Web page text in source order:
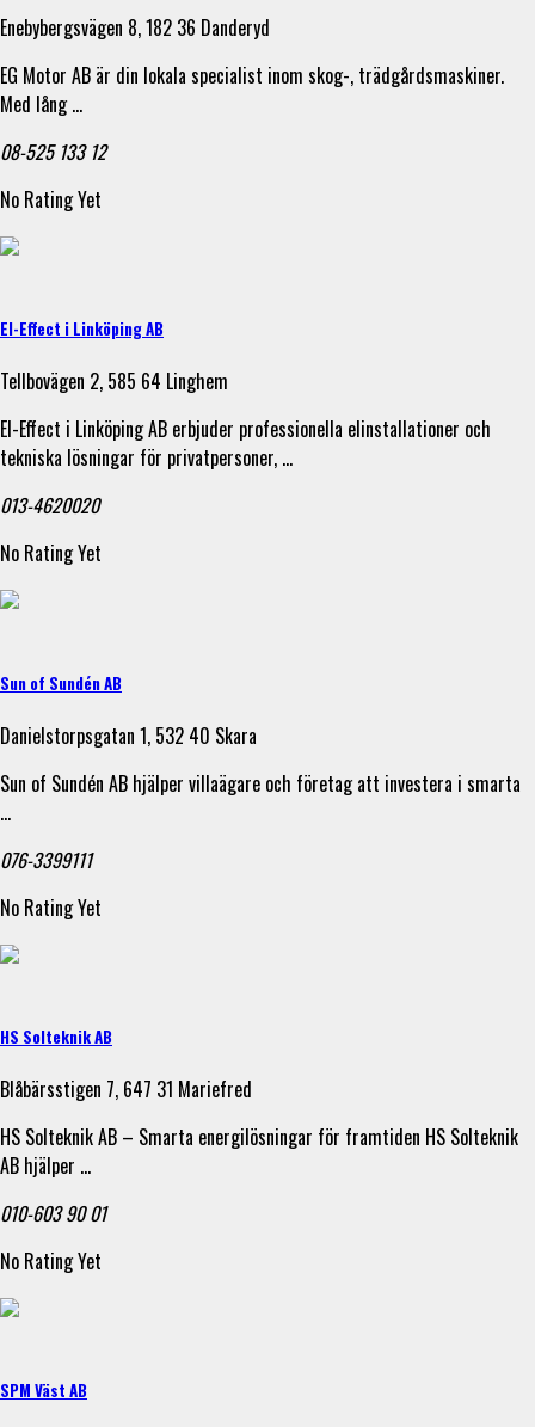
Enebybergsvägen 8, 182 36 Danderyd
EG Motor AB är din lokala specialist inom skog-, trädgårdsmaskiner.
Med lång …
08-525 133 12
No Rating Yet
El-Effect i Linköping AB
Tellbovägen 2, 585 64 Linghem
El-Effect i Linköping AB erbjuder professionella elinstallationer och
tekniska lösningar för privatpersoner, …
013-4620020
No Rating Yet
Sun of Sundén AB
Danielstorpsgatan 1, 532 40 Skara
Sun of Sundén AB hjälper villaägare och företag att investera i smarta
…
076-3399111
No Rating Yet
HS Solteknik AB
Blåbärsstigen 7, 647 31 Mariefred
HS Solteknik AB – Smarta energilösningar för framtiden HS Solteknik
AB hjälper …
010-603 90 01
No Rating Yet
SPM Väst AB